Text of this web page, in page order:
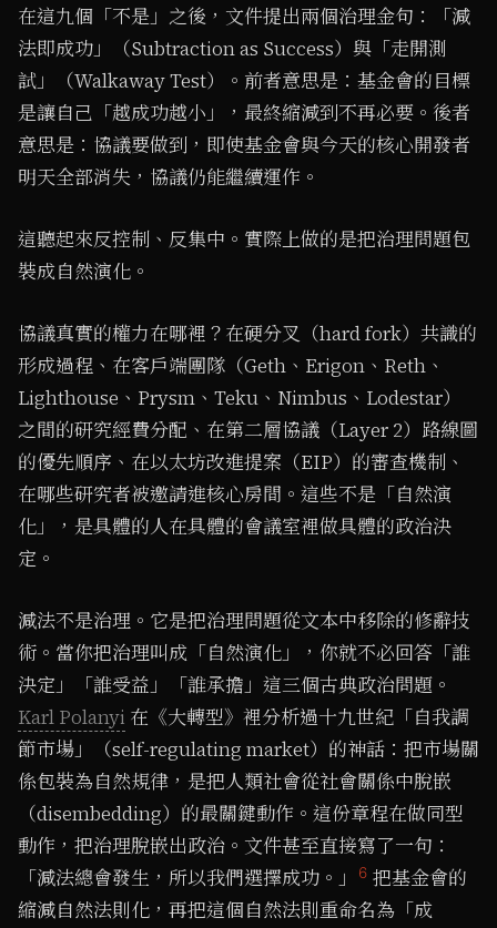
在這九個「不是」之後，文件提出兩個治理金句：「減
法即成功」（Subtraction as Success）與「走開測
試」（Walkaway Test）。前者意思是：基金會的目標
是讓自己「越成功越小」，最終縮減到不再必要。後者
意思是：協議要做到，即使基金會與今天的核心開發者
明天全部消失，協議仍能繼續運作。
這聽起來反控制、反集中。實際上做的是把治理問題包
裝成自然演化。
協議真實的權力在哪裡？在硬分叉（hard fork）共識的
形成過程、在客戶端團隊（Geth、Erigon、Reth、
Lighthouse、Prysm、Teku、Nimbus、Lodestar）
之間的研究經費分配、在第二層協議（Layer 2）路線圖
的優先順序、在以太坊改進提案（EIP）的審查機制、
在哪些研究者被邀請進核心房間。這些不是「自然演
化」，是具體的人在具體的會議室裡做具體的政治決
定。
減法不是治理。它是把治理問題從文本中移除的修辭技
術。當你把治理叫成「自然演化」，你就不必回答「誰
決定」「誰受益」「誰承擔」這三個古典政治問題。
Karl Polanyi 在《大轉型》裡分析過十九世紀「自我調
節市場」（self-regulating market）的神話：把市場關
係包裝為自然規律，是把人類社會從社會關係中脫嵌
（disembedding）的最關鍵動作。這份章程在做同型
動作，把治理脫嵌出政治。文件甚至直接寫了一句：
「減法總會發生，所以我們選擇成功。」
6 把基金會的
縮減自然法則化，再把這個自然法則重命名為「成